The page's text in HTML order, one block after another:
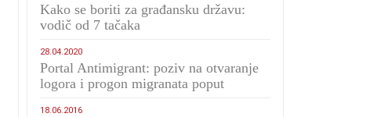
Kako se boriti za građansku državu:
vodič od 7 tačaka
28.04.2020
Portal Antimigrant: poziv na otvaranje
logora i progon migranata poput
18.06.2016